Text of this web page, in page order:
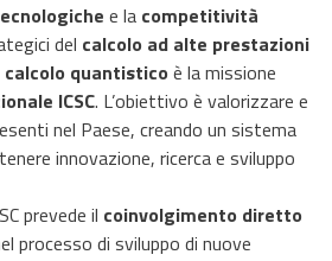
e la competitività
del calcolo ad alte prestazioni
calcolo quantistico è la missione
ICSC. L’obiettivo è valorizzare e
nel Paese, creando un sistema
innovazione, ricerca e sviluppo
prevede il coinvolgimento diretto
processo di sviluppo di nuove